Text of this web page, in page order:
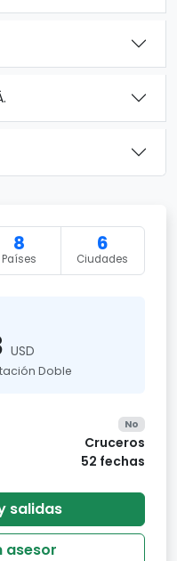
8
Países
6
Ciudades
USD
Doble
No
Cruceros
52 fechas
salidas
asesor